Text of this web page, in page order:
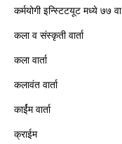
कर्मयोगी इन्स्टिटयूट मध्ये ७७
कला व संस्कृती वार्ता
कला वार्ता
कलावंत वार्ता
कार्ईम वार्ता
क्राईम